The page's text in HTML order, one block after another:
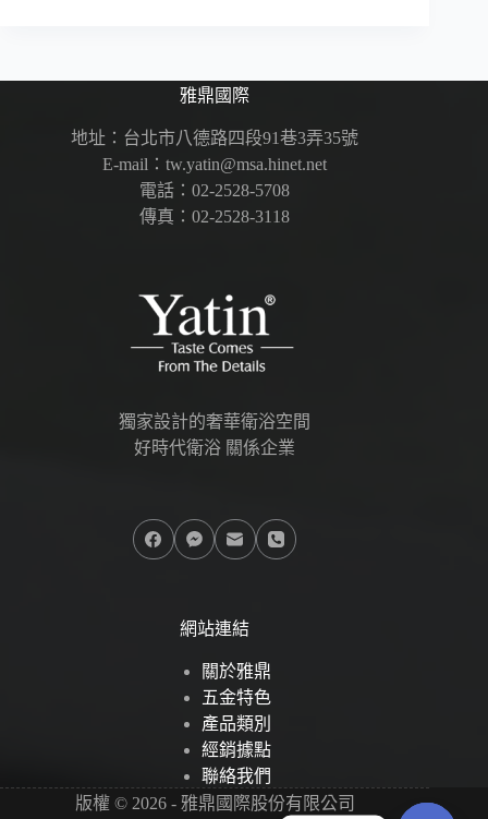
雅鼎國際
地址：台北市八德路四段91巷3弄35號
E-mail：tw.yatin@msa.hinet.net
電話：02-2528-5708
傳真：02-2528-3118
獨家設計的奢華衛浴空間
好時代衛浴 關係企業
網站連結
關於雅鼎
五金特色
產品類別
經銷據點
聯絡我們
版權 © 2026 - 雅鼎國際股份有限公司